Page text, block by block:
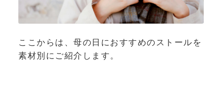
ここからは、母の日におすすめのストールを
素材別にご紹介します。